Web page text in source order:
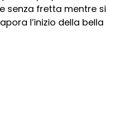
senza fretta mentre si
l’inizio della bella